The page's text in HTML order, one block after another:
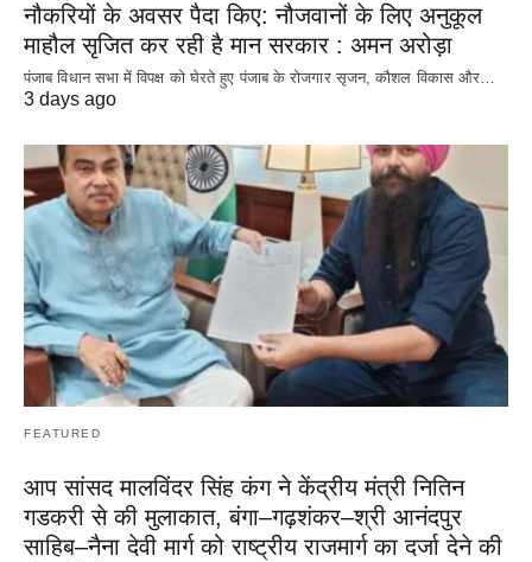
नौकरियों के अवसर पैदा किए: नौजवानों के लिए अनुकूल
माहौल सृजित कर रही है मान सरकार : अमन अरोड़ा
पंजाब विधान सभा में विपक्ष को घेरते हुए पंजाब के रोजगार सृजन, कौशल विकास और…
3 days ago
FEATURED
आप सांसद मालविंदर सिंह कंग ने केंद्रीय मंत्री नितिन
गडकरी से की मुलाकात, बंगा–गढ़शंकर–श्री आनंदपुर
साहिब–नैना देवी मार्ग को राष्ट्रीय राजमार्ग का दर्जा देने की